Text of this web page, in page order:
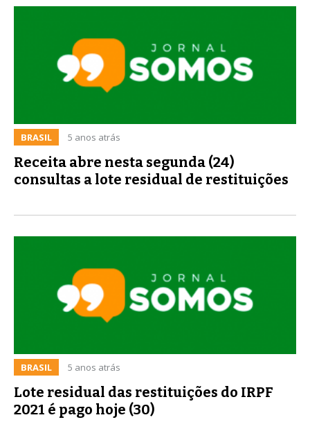
BRASIL 5 anos atrás
Receita abre nesta segunda (24)
consultas a lote residual de restituições
BRASIL 5 anos atrás
Lote residual das restituições do IRPF
2021 é pago hoje (30)